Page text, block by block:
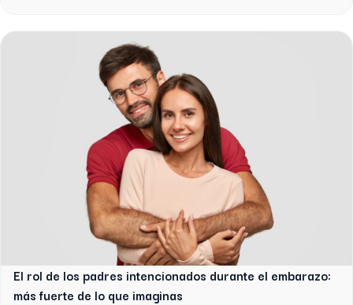
El rol de los padres intencionados durante el embarazo:
más fuerte de lo que imaginas